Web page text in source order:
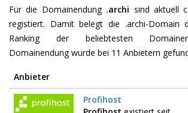
Für die Domainendung .archi sind aktuell
registiert. Damit belegt die .archi-Domain
Ranking der beliebtesten
Domainendung wurde bei 11 Anbietern
Anbieter
Profihost